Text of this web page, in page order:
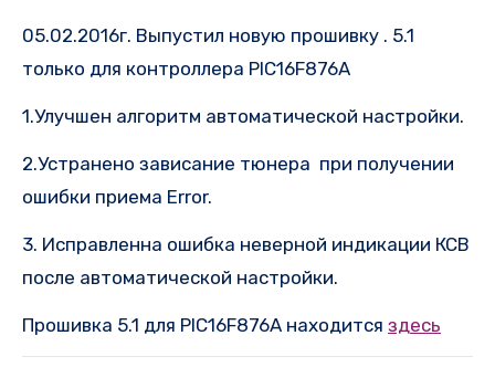
05.02.2016г. Выпустил новую прошивку . 5.1
только для контроллера PIC16F876A
1.Улучшен алгоритм автоматической настройки.
2.Устранено зависание тюнера при получении
ошибки приема Error.
3. Исправленна ошибка неверной индикации КСВ
после автоматической настройки.
Прошивка 5.1 для PIC16F876A находится здесь